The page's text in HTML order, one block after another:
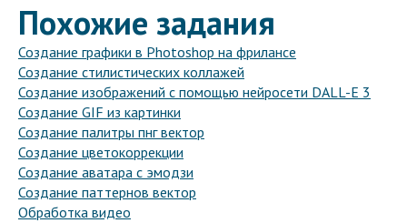
Похожие задания
Создание графики в Photoshop на фрилансе
Создание стилистических коллажей
Создание изображений с помощью нейросети DALL-E 3
Создание GIF из картинки
Создание палитры пнг вектор
Создание цветокоррекции
Создание аватара с эмодзи
Создание паттернов вектор
Обработка видео